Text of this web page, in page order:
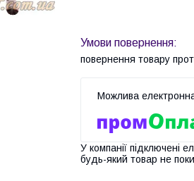
повернення товару
У компанії підключені
будь-який товар не